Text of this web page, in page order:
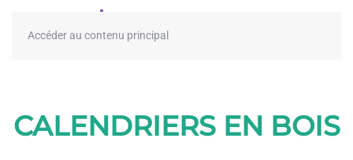
Accéder au contenu principal
CALENDRIERS EN BOIS